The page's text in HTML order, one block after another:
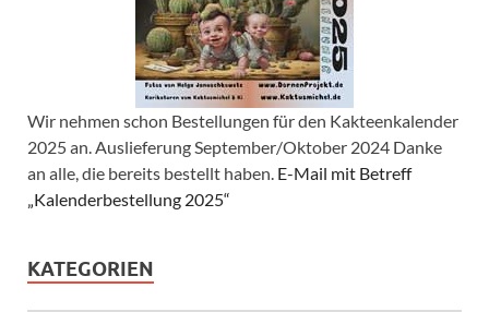
Wir nehmen schon Bestellungen für den Kakteenkalender
2025 an. Auslieferung September/Oktober 2024 Danke
an alle, die bereits bestellt haben. E-Mail mit Betreff
„Kalenderbestellung 2025“
KATEGORIEN